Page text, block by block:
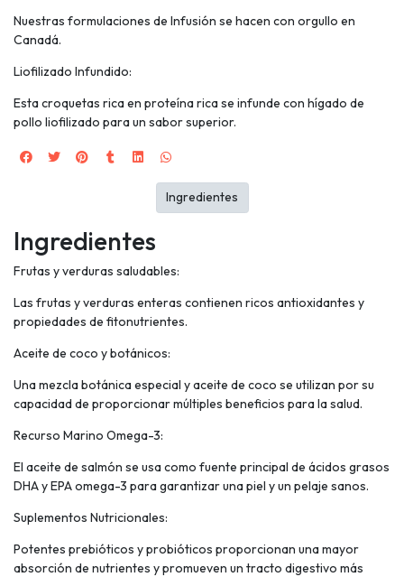
Nuestras formulaciones de Infusión se hacen con orgullo en
Canadá.
Liofilizado Infundido:
Esta croquetas rica en proteína rica se infunde con hígado de
pollo liofilizado para un sabor superior.
Ingredientes
Frutas y verduras saludables:
Las frutas y verduras enteras contienen ricos antioxidantes y
propiedades de fitonutrientes.
Aceite de coco y botánicos:
Una mezcla botánica especial y aceite de coco se utilizan por su
capacidad de proporcionar múltiples beneficios para la salud.
Recurso Marino Omega-3:
El aceite de salmón se usa como fuente principal de ácidos grasos
DHA y EPA omega-3 para garantizar una piel y un pelaje sanos.
Suplementos Nutricionales:
Potentes prebióticos y probióticos proporcionan una mayor
absorción de nutrientes y promueven un tracto digestivo más
Ingredientes